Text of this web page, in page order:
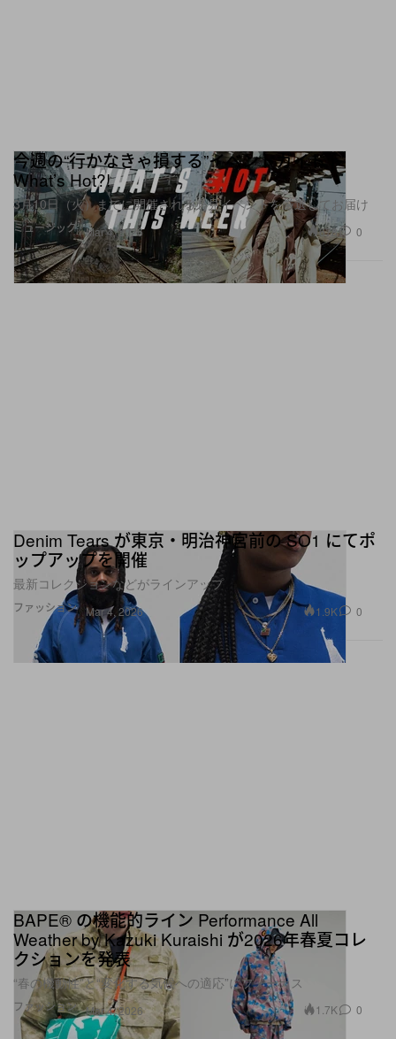
ミュージック
今週の“行かなきゃ損する”イベントガイド |
What’s Hot?!
3月10日（火）までに開催される必見イベントを厳選してお届け
Mar 4, 2026 678 0
ファッション
Denim Tears が東京・明治神宮前の SO1 にてポ
ップアップを開催
最新コレクションなどがラインアップ
Mar 4, 2026 1.9K 0
ファッション
BAPE® の機能的ライン Performance All
Weather by Kazuki Kuraishi が2026年春夏コレ
クションを発表
“春の機動性”と“変化する気候への適応”にフォーカス
Mar 4, 2026 1.7K 0